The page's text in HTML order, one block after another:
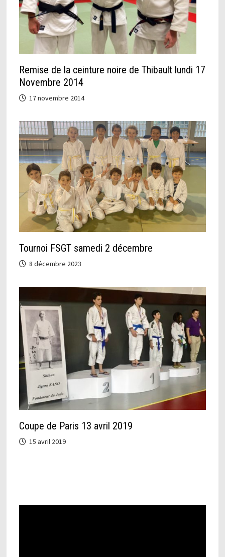
Remise de la ceinture noire de Thibault lundi 17
Novembre 2014
17 novembre 2014
Tournoi FSGT samedi 2 décembre
8 décembre 2023
Coupe de Paris 13 avril 2019
15 avril 2019